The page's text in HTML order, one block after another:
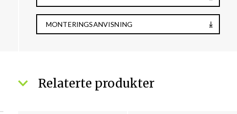
MONTERINGSANVISNING
Relaterte produkter